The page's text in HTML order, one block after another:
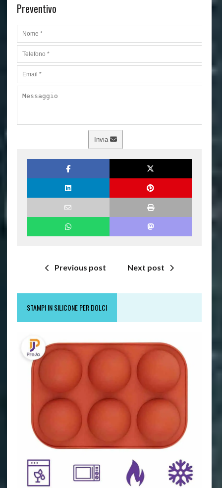
Preventivo
Invia
Previous post Next post
STAMPI IN SILICONE PER DOLCI